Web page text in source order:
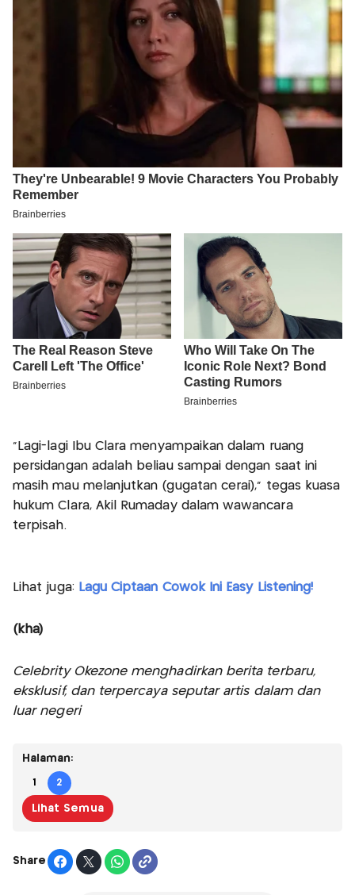
"Lagi-lagi Ibu Clara menyampaikan dalam ruang
persidangan adalah beliau sampai dengan saat ini
masih mau melanjutkan (gugatan cerai)," tegas kuasa
hukum Clara, Akil Rumaday dalam wawancara
terpisah.
Lihat juga: Lagu Ciptaan Cowok Ini Easy Listening!
(kha)
Celebrity Okezone menghadirkan berita terbaru,
eksklusif, dan terpercaya seputar artis dalam dan
luar negeri
Halaman:
1 2
Lihat Semua
Share